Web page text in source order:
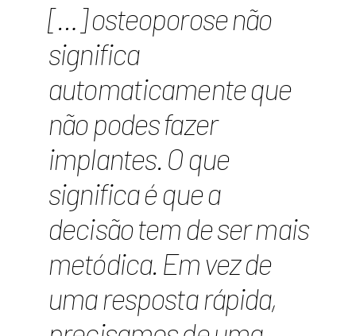
[…] osteoporose não
significa
automaticamente que
não podes fazer
implantes. O que
significa é que a
decisão tem de ser mais
metódica. Em vez de
uma resposta rápida,